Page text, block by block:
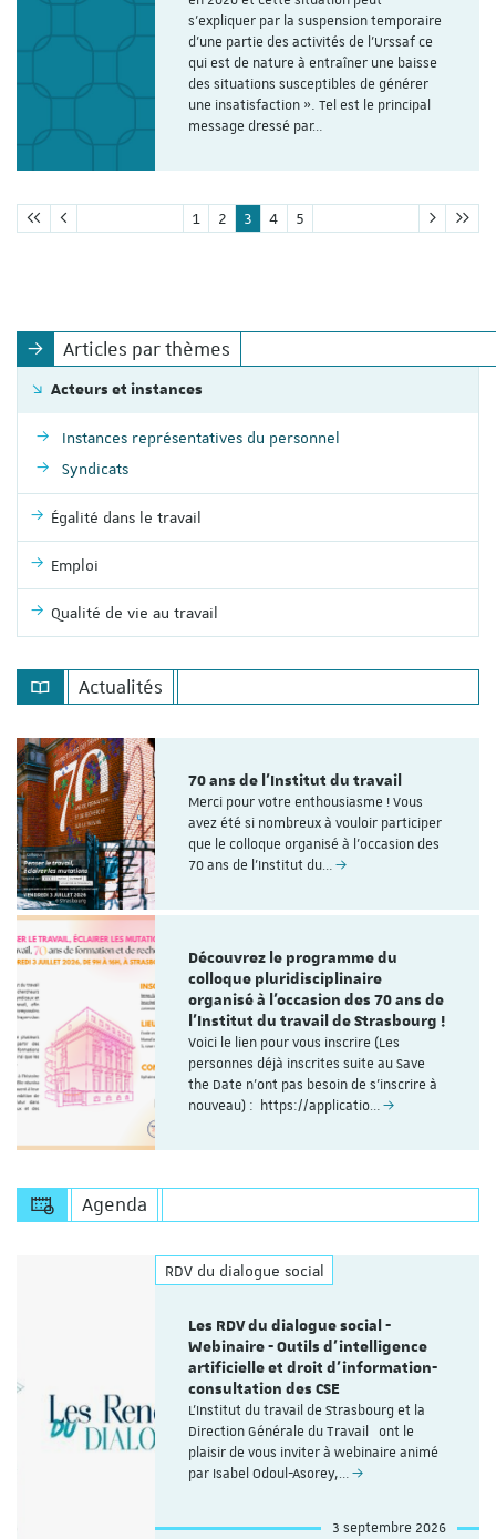
s’expliquer par la suspension temporaire
d’une partie des activités de l'Urssaf ce
qui est de nature à entraîner une baisse
des situations susceptibles de générer
une insatisfaction ». Tel est le principal
message dressé par…
1 2 3 4 5
Articles par thèmes
Acteurs et instances
Instances représentatives du personnel
Syndicats
Égalité dans le travail
Emploi
Qualité de vie au travail
Actualités
70 ans de l'Institut du travail
Merci pour votre enthousiasme ! Vous
avez été si nombreux à vouloir participer
que le colloque organisé à l'occasion des
70 ans de l’Institut du…
Découvrez le programme du
colloque pluridisciplinaire
organisé à l'occasion des 70 ans de
l'Institut du travail de Strasbourg !
Voici le lien pour vous inscrire (Les
personnes déjà inscrites suite au Save
the Date n'ont pas besoin de s'inscrire à
nouveau) : https://applicatio…
Agenda
RDV du dialogue social
Les RDV du dialogue social -
Webinaire - Outils d’intelligence
artificielle et droit d’information-
consultation des CSE
L'Institut du travail de Strasbourg et la
Direction Générale du Travail ont le
plaisir de vous inviter à webinaire animé
par Isabel Odoul-Asorey,…
3 septembre 2026